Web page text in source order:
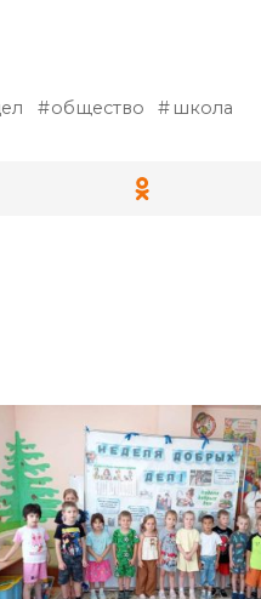
общество школа